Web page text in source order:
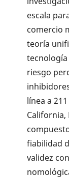
escala
comercio
teoría
riesgo
línea a
California,
fiabilidad
validez